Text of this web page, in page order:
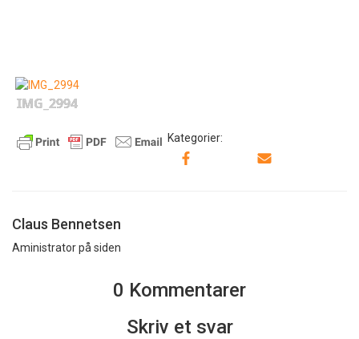
IMG_2994
Kategorier:
Claus Bennetsen
Aministrator på siden
0 Kommentarer
Skriv et svar